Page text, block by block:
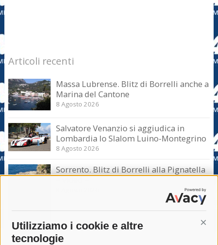
Utilizziamo i cookie e altre
tecnologie
Articoli recenti
Massa Lubrense. Blitz di Borrelli anche a
Marina del Cantone
8 Agosto 2026
Salvatore Venanzio si aggiudica in
Lombardia lo Slalom Luino-Montegrino
8 Agosto 2026
Sorrento. Blitz di Borrelli alla Pignatella
– video –